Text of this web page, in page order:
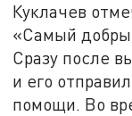
Куклачев
«Самый
Сразу после
и его
помощи. Во